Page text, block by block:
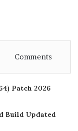
Comments
Patch 2026
Build Updated